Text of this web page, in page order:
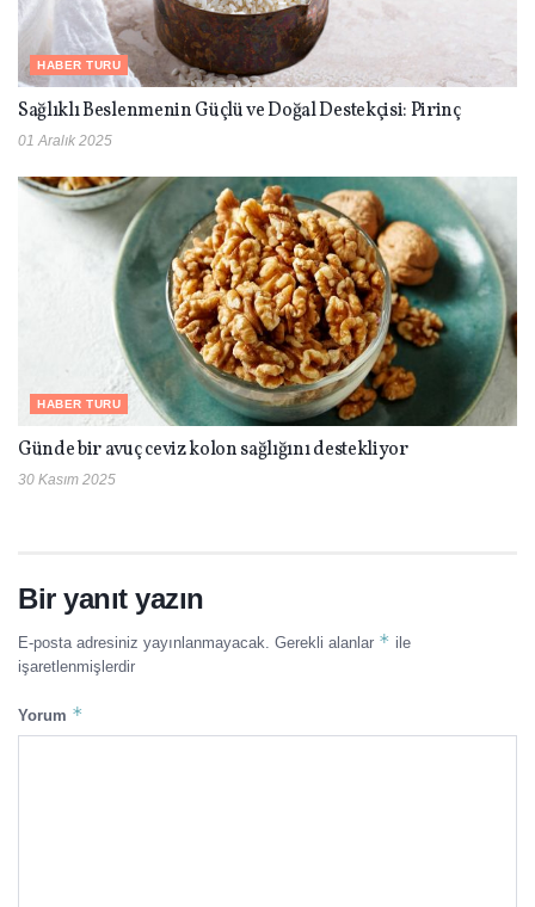
HABER TURU
Sağlıklı Beslenmenin Güçlü ve Doğal Destekçisi: Pirinç
01 Aralık 2025
HABER TURU
Günde bir avuç ceviz kolon sağlığını destekliyor
30 Kasım 2025
Bir yanıt yazın
E-posta adresiniz yayınlanmayacak. Gerekli alanlar * ile
işaretlenmişlerdir
Yorum *